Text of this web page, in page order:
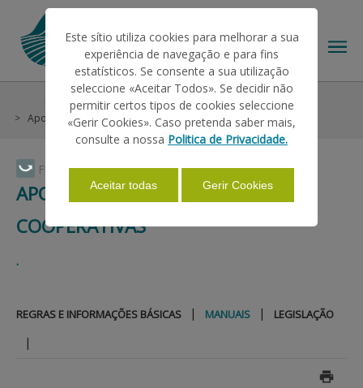
Faça Swipe para ver o menu
HELP/SUPPORT
INFORMATIONS
PAYMENTS
Help/Support
Medidas Excecionais de Apoio
Apoio Custos Gasóleo OP e Cooperativas
Manuais
APOIO CUSTOS GASÓLEO OP E
COOPERATIVAS
.
REGRAS E INFORMAÇÕES BÁSICAS | MANUAIS | LEGISLAÇÃO
|
Este sítio utiliza cookies para melhorar a sua
experiência de navegação e para fins
estatísticos. Se consente a sua utilização
seleccione «Aceitar Todos». Se decidir não
permitir certos tipos de cookies seleccione
«Gerir Cookies». Caso pretenda saber mais,
consulte a nossa Politica de Privacidade.
Aceitar todas Gerir Cookies